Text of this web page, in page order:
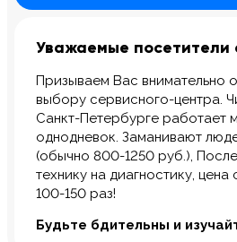
Уважаемые посетители
Призываем Вас внимательно
выбору сервисного-центра.
Санкт-Петербурге работает
однодневок. Заманивают
(обычно 800-1250 руб.),
технику на диагностику,
100-150 раз!
Будьте бдительны и